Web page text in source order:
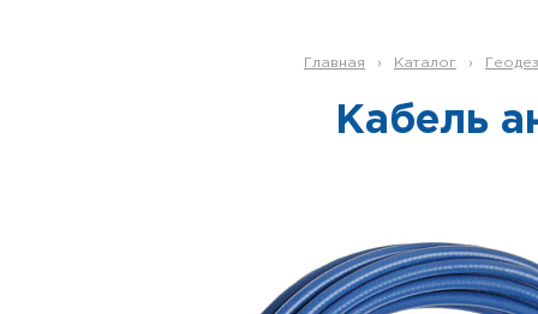
Главная › Каталог ›
Кабель